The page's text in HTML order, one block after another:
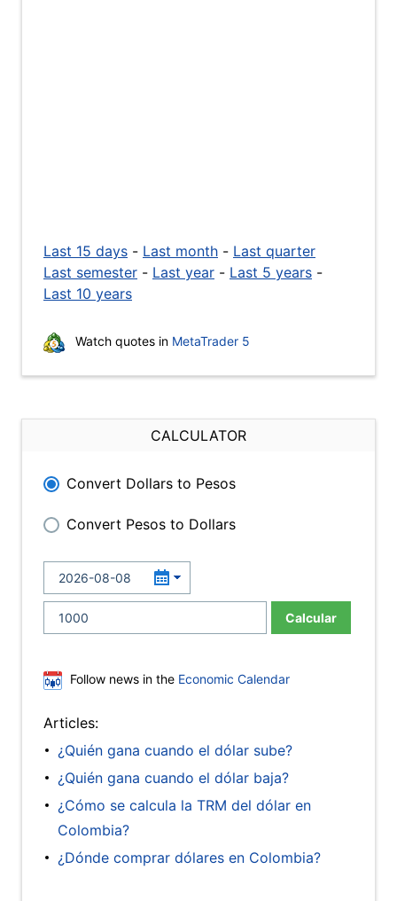
Last 15 days - Last month - Last quarter
Last semester - Last year - Last 5 years -
Last 10 years
Watch quotes in MetaTrader 5
CALCULATOR
Convert Dollars to Pesos
Convert Pesos to Dollars
Calcular
Follow news in the Economic Calendar
Articles:
¿Quién gana cuando el dólar sube?
¿Quién gana cuando el dólar baja?
¿Cómo se calcula la TRM del dólar en
Colombia?
¿Dónde comprar dólares en Colombia?